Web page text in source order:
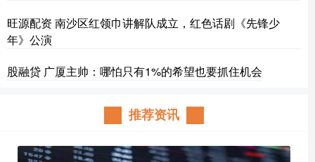
旺源配资 南沙区红领巾讲解队成立，红色话剧《先锋少
年》公演
股融贷 广厦主帅：哪怕只有1%的希望也要抓住机会
推荐资讯